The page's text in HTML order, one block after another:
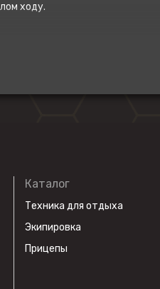
ходу.
Каталог
Техника для отдыха
Экипировка
Прицепы